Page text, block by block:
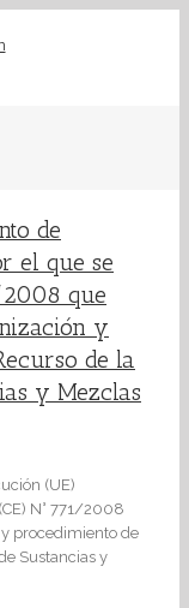
de
el que se
2008 que
y
de la
y Mezclas
(UE)
N° 771/2008
procedimiento de
Sustancias y